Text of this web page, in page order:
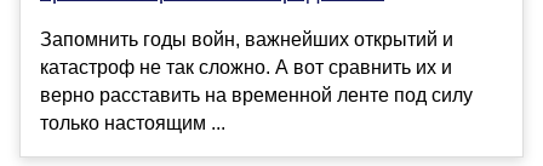
Запомнить годы войн, важнейших открытий и
катастроф не так сложно. А вот сравнить их и
верно расставить на временной ленте под силу
только настоящим ...